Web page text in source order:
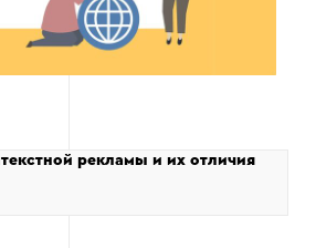
рекламы и их отличия